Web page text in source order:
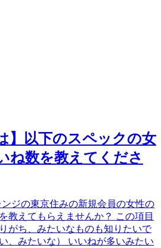
】以下のスペックの女
ね数を教えてくださ
ンジの東京住みの新規会員の女性の
教えてもらえませんか？ この項目
がち、みたいなものも知りたいで
、みたいな） いいねが多いみたい